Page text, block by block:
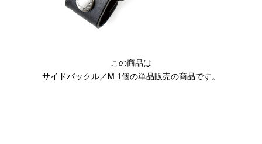
この商品は
サイドバックル／M 1個の単品販売の商品です。